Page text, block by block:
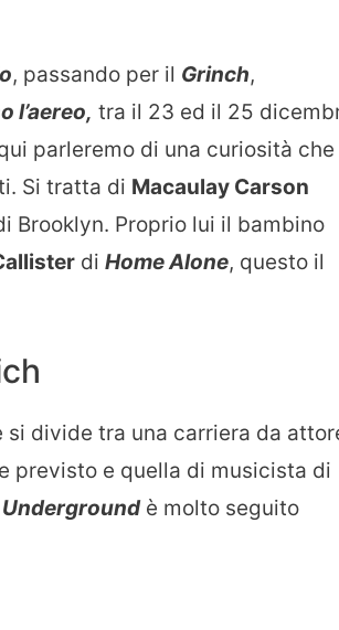
, passando per il Grinch,
l’aereo, tra il 23 ed il 25
parleremo di una curiosità che
Si tratta di Macaulay Carson
Brooklyn. Proprio lui il bambino
di Home Alone, questo il
si divide tra una carriera da
previsto e quella di musicista di
Underground è molto seguito